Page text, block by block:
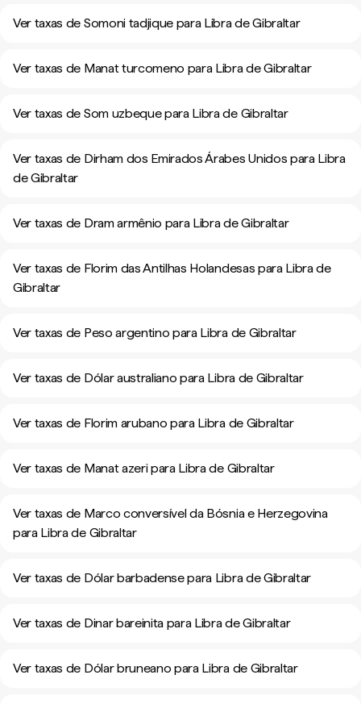
Ver taxas de Somoni tadjique para Libra de Gibraltar
Ver taxas de Manat turcomeno para Libra de Gibraltar
Ver taxas de Som uzbeque para Libra de Gibraltar
Ver taxas de Dirham dos Emirados Árabes Unidos para Libra
de Gibraltar
Ver taxas de Dram armênio para Libra de Gibraltar
Ver taxas de Florim das Antilhas Holandesas para Libra de
Gibraltar
Ver taxas de Peso argentino para Libra de Gibraltar
Ver taxas de Dólar australiano para Libra de Gibraltar
Ver taxas de Florim arubano para Libra de Gibraltar
Ver taxas de Manat azeri para Libra de Gibraltar
Ver taxas de Marco conversível da Bósnia e Herzegovina
para Libra de Gibraltar
Ver taxas de Dólar barbadense para Libra de Gibraltar
Ver taxas de Dinar bareinita para Libra de Gibraltar
Ver taxas de Dólar bruneano para Libra de Gibraltar